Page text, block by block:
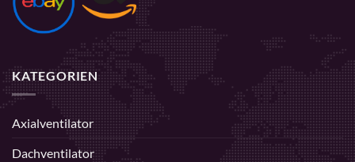
KATEGORIEN
Axialventilator
Dachventilator